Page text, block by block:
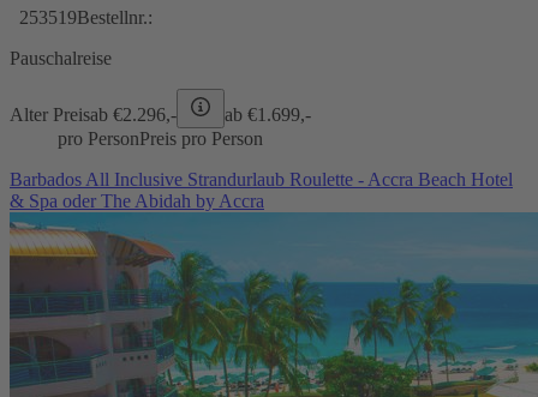
253519Bestellnr.:
Pauschalreise
Alter Preisab €2.296,- ab €1.699,-
pro PersonPreis pro Person
Barbados All Inclusive Strandurlaub Roulette - Accra Beach Hotel
& Spa oder The Abidah by Accra